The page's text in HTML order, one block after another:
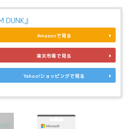
DUNK』
Amazonで見る
楽天市場で見る
Yahoo!ショッピングで見る